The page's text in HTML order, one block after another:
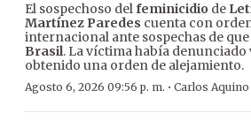
El sospechoso delfeminicidio de
Martínez Paredes cuenta con
internacional ante sospechas de
Brasil. La víctima había denunciado
obtenido una orden de alejamiento.
Agosto 6, 2026 09:56 p. m. · Carlos Aquino